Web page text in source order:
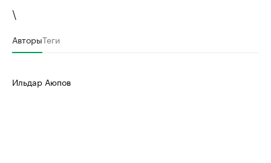
\
АвторыТеги
Ильдар Аюпов